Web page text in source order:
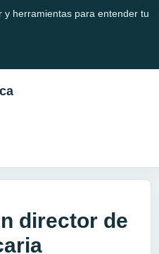
y herramientas para entender tu
director de